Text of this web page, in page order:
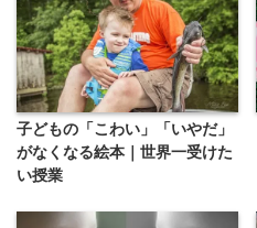
子どもの「こわい」「いやだ」
がなくなる絵本｜世界一受けた
い授業